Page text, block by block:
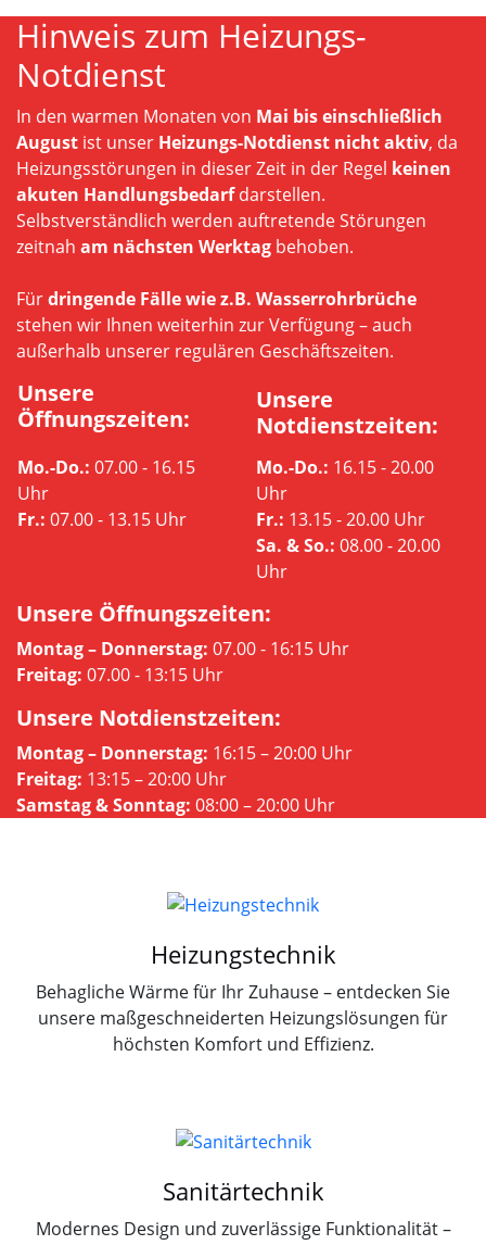
Hinweis zum Heizungs-
Notdienst
In den warmen Monaten von Mai bis einschließlich
August ist unser Heizungs-Notdienst nicht aktiv, da
Heizungsstörungen in dieser Zeit in der Regel keinen
akuten Handlungsbedarfdarstellen.
Selbstverständlich werden auftretende Störungen
zeitnah am nächsten Werktag behoben.
Fürdringende Fälle wie z.B. Wasserrohrbrüche
stehen wir Ihnen weiterhin zur Verfügung – auch
außerhalb unserer regulären Geschäftszeiten.
Unsere
Öffnungszeiten:
Unsere
Notdienstzeiten:
Mo.-Do.: 07.00 - 16.15
Uhr
Mo.-Do.: 16.15 - 20.00
Uhr
Fr.: 07.00 - 13.15 Uhr Fr.: 13.15 - 20.00 Uhr
Sa. & So.: 08.00 - 20.00
Uhr
Unsere Öffnungszeiten:
Montag – Donnerstag: 07.00 - 16:15 Uhr
Freitag: 07.00 - 13:15 Uhr
Unsere Notdienstzeiten:
Montag – Donnerstag: 16:15 –20:00 Uhr
Freitag: 13:15 –20:00 Uhr
Samstag &Sonntag: 08:00 –20:00 Uhr
Heizungstechnik
Behagliche Wärme für Ihr Zuhause – entdecken Sie
unsere maßgeschneiderten Heizungslösungen für
höchsten Komfort und Effizienz.
Sanitärtechnik
Modernes Design und zuverlässige Funktionalität –